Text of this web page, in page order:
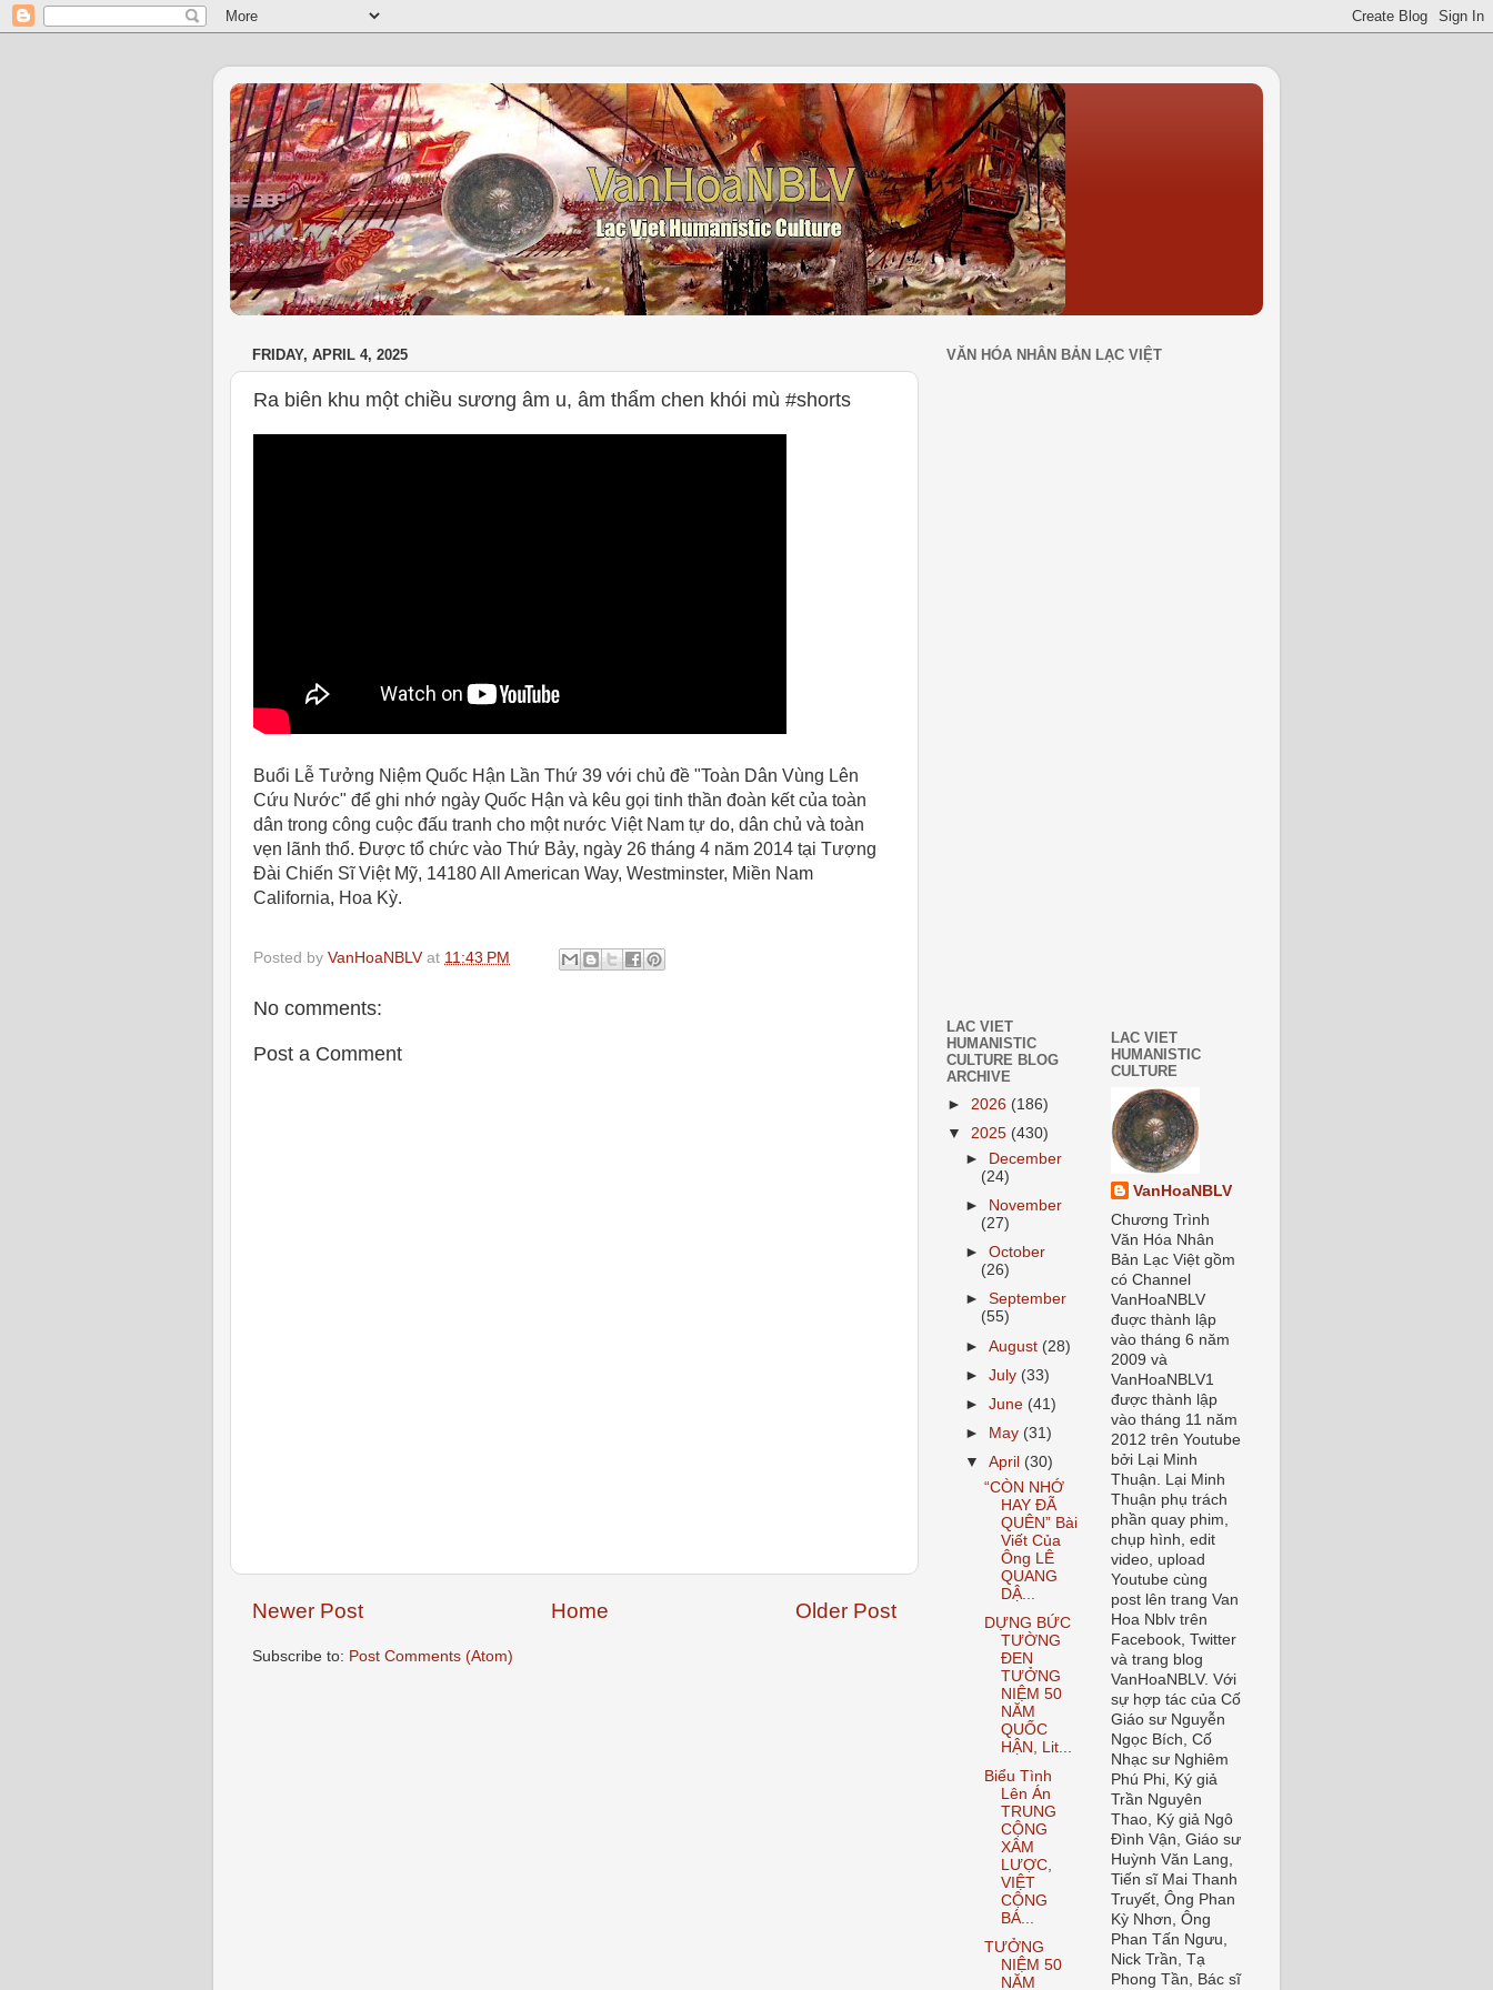
FRIDAY, APRIL 4, 2025
Ra biên khu một chiều sương âm u, âm thẩm chen khói mù #shorts
Buổi Lễ Tưởng Niệm Quốc Hận Lần Thứ 39 với chủ đề "Toàn Dân Vùng Lên
Cứu Nước" để ghi nhớ ngày Quốc Hận và kêu gọi tinh thần đoàn kết của toàn
dân trong công cuộc đấu tranh cho một nước Việt Nam tự do, dân chủ và toàn
vẹn lãnh thổ. Được tổ chức vào Thứ Bảy, ngày 26 tháng 4 năm 2014 tại Tượng
Đài Chiến Sĩ Việt Mỹ, 14180 All American Way, Westminster, Miền Nam
California, Hoa Kỳ.
Posted by VanHoaNBLV at 11:43 PM
No comments:
Post a Comment
Newer Post Older Post
Home
Subscribe to: Post Comments (Atom)
VĂN HÓA NHÂN BẢN LẠC VIỆT
LAC VIET
HUMANISTIC
CULTURE BLOG
ARCHIVE
► 2026 (186)
▼ 2025 (430)
►
December
(24)
►
November
(27)
►October
(26)
►September
(55)
►August (28)
►July (33)
►June (41)
►
May (31)
▼April (30)
“CÒN NHỚ
HAY ĐÃ
QUÊN” Bài
Viết Của
Ông LÊ
QUANG
DẬ...
DỰNG BỨC
TƯỜNG
ĐEN
TƯỞNG
NIỆM 50
NĂM
QUỐC
HẬN, Lit...
Biểu Tình
Lên Án
TRUNG
CỘNG
XÂM
LƯỢC,
VIỆT
CỘNG
BÁ...
TƯỞNG
NIỆM 50
NĂM
LAC VIET
HUMANISTIC
CULTURE
VanHoaNBLV
Chương Trình
Văn Hóa Nhân
Bản Lạc Việt gồm
có Channel
VanHoaNBLV
đuợc thành lập
vào tháng 6 năm
2009 và
VanHoaNBLV1
được thành lập
vào tháng 11 năm
2012 trên Youtube
bởi Lại Minh
Thuận. Lại Minh
Thuận phụ trách
phần quay phim,
chụp hình, edit
video, upload
Youtube cùng
post lên trang Van
Hoa Nblv trên
Facebook, Twitter
và trang blog
VanHoaNBLV. Với
sự hợp tác của Cố
Giáo sư Nguyễn
Ngọc Bích, Cố
Nhạc sư Nghiêm
Phú Phi, Ký giả
Trần Nguyên
Thao, Ký giả Ngô
Đình Vận, Giáo sư
Huỳnh Văn Lang,
Tiến sĩ Mai Thanh
Truyết, Ông Phan
Kỳ Nhơn, Ông
Phan Tấn Ngưu,
Nick Trần, Tạ
Phong Tần, Bác sĩ